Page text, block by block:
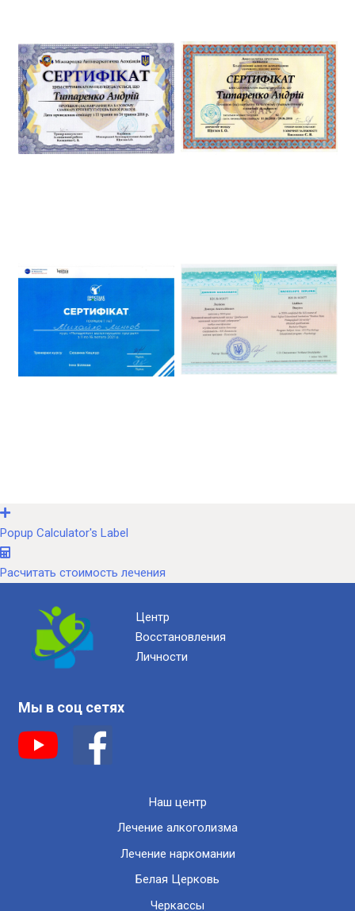
Popup Calculator's Label
Расчитать стоимость лечения
Центр
Восстановления
Личности
Мы в соц сетях
Наш центр
Лечение алкоголизма
Лечение наркомании
Белая Церковь
Черкассы